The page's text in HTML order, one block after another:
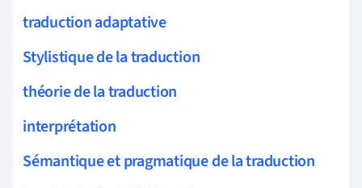
traduction adaptative
Stylistique de la traduction
théorie de la traduction
interprétation
Sémantique et pragmatique de la traduction